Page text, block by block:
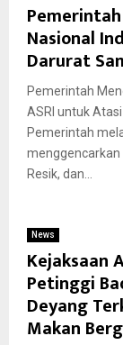
Nasional
Darurat
Pemerintah
ASRI untuk
Pemerintah
menggencarkan
Resik, dan...
News
Kejaksaan
Petinggi
Deyang
Makan